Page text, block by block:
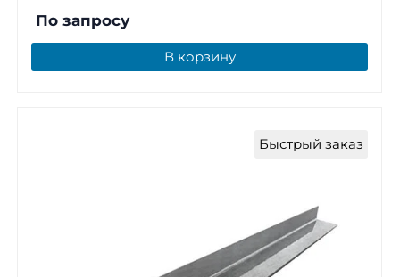
По запросу
В корзину
Быстрый заказ